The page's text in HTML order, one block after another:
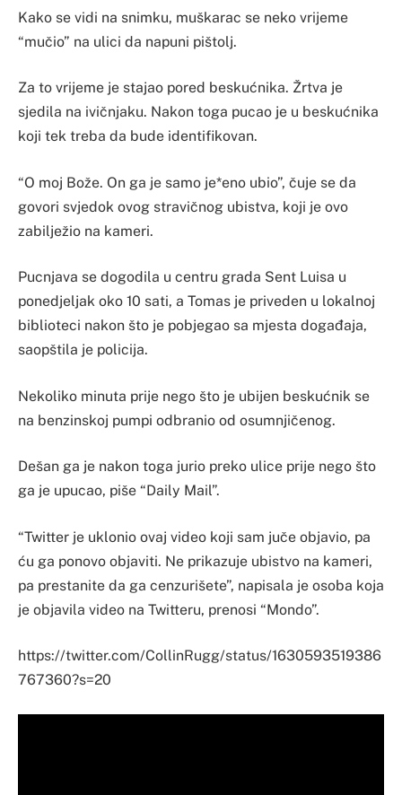
Kako se vidi na snimku, muškarac se neko vrijeme
“mučio” na ulici da napuni pištolj.
Za to vrijeme je stajao pored beskućnika. Žrtva je
sjedila na ivičnjaku. Nakon toga pucao je u beskućnika
koji tek treba da bude identifikovan.
“O moj Bože. On ga je samo je*eno ubio”, čuje se da
govori svjedok ovog stravičnog ubistva, koji je ovo
zabilježio na kameri.
Pucnjava se dogodila u centru grada Sent Luisa u
ponedjeljak oko 10 sati, a Tomas je priveden u lokalnoj
biblioteci nakon što je pobjegao sa mjesta događaja,
saopštila je policija.
Nekoliko minuta prije nego što je ubijen beskućnik se
na benzinskoj pumpi odbranio od osumnjičenog.
Dešan ga je nakon toga jurio preko ulice prije nego što
ga je upucao, piše “Daily Mail”.
“Twitter je uklonio ovaj video koji sam juče objavio, pa
ću ga ponovo objaviti. Ne prikazuje ubistvo na kameri,
pa prestanite da ga cenzurišete”, napisala je osoba koja
je objavila video na Twitteru, prenosi “Mondo”.
https://twitter.com/CollinRugg/status/1630593519386
767360?s=20